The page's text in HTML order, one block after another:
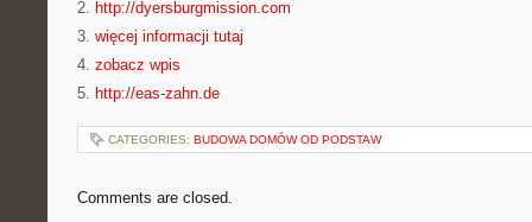
2. http://dyersburgmission.com
3. więcej informacji tutaj
4. zobacz wpis
5. http://eas-zahn.de
CATEGORIES: BUDOWA DOMÓW OD PODSTAW
Comments are closed.